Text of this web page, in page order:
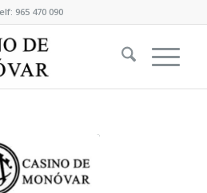
965 470 090